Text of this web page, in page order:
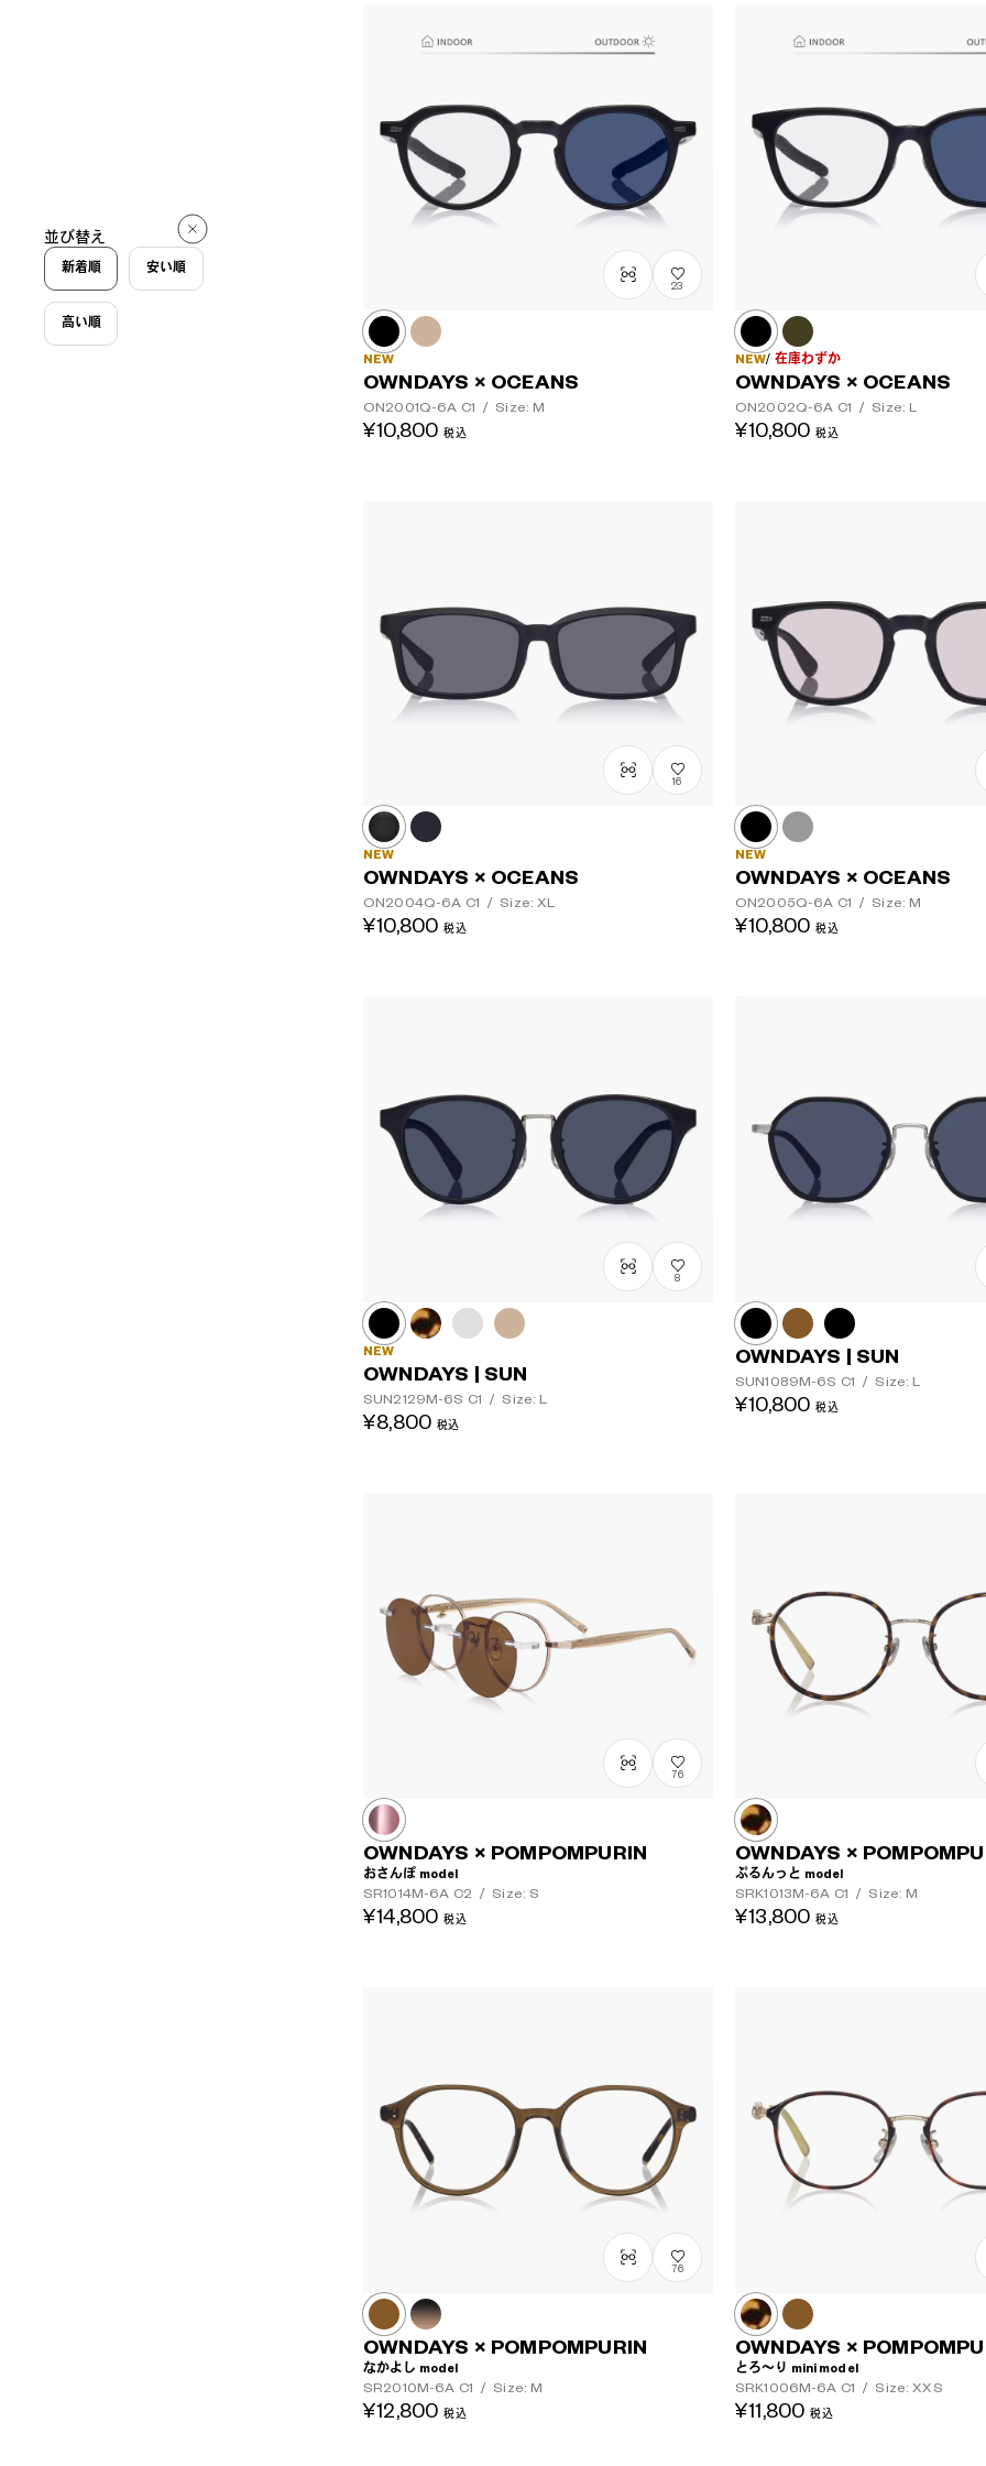
並び替え
新着順 安い順
高い順
23
NEW
OWNDAYS × OCEANS
ON2001Q-6A C1 / Size: M
¥10,800 税込
NEW 在庫わずか
OWNDAYS × OCEANS
ON2002Q-6A C1 / Size: L
¥10,800 税込
16
NEW
OWNDAYS × OCEANS
ON2004Q-6A C1 / Size: XL
¥10,800 税込
NEW
OWNDAYS × OCEANS
ON2005Q-6A C1 / Size: M
¥10,800 税込
8
NEW
OWNDAYS | SUN
SUN2129M-6S C1 / Size: L
¥8,800 税込
OWNDAYS | SUN
SUN1089M-6S C1 / Size: L
¥10,800 税込
76
OWNDAYS × POMPOMPURIN
おさんぽ model
SR1014M-6A C2 / Size: S
¥14,800 税込
OWNDAYS ×
ぷるんっと model
SRK1013M-6A C1 / Size: M
¥13,800 税込
76
OWNDAYS × POMPOMPURIN
なかよし model
SR2010M-6A C1 / Size: M
¥12,800 税込
OWNDAYS ×
とろ～り mini model
SRK1006M-6A C1 / Size: XXS
¥11,800 税込
レンズカラー